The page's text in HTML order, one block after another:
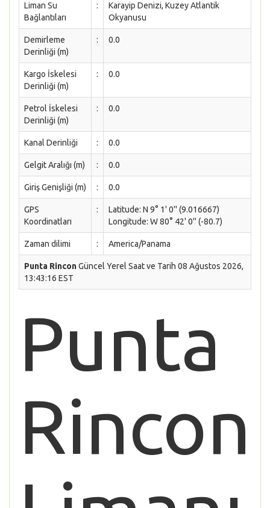
Liman Su
Bağlantıları
:
Karayip Denizi, Kuzey Atlantik
Okyanusu
Demirleme
Derinliği (m)
: 0.0
Kargo İskelesi
Derinliği (m)
: 0.0
Petrol İskelesi
Derinliği (m)
: 0.0
Kanal Derinliği : 0.0
Gelgit Aralığı (m) : 0.0
Giriş Genişliği (m) : 0.0
GPS
Koordinatları
:
Latitude: N 9° 1' 0'' (9.016667)
Longitude: W 80° 42' 0'' (-80.7)
Zaman dilimi : America/Panama
Punta RinconGüncel Yerel Saat ve Tarih 08 Ağustos 2026,
13:43:16 EST
Punta
Rincon